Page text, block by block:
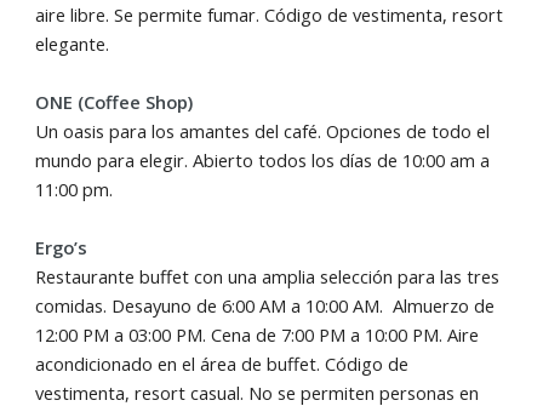
aire libre. Se permite fumar. Código de vestimenta, resort
elegante.
ONE (Coffee Shop)
Un oasis para los amantes del café. Opciones de todo el
mundo para elegir. Abierto todos los días de 10:00 am a
11:00 pm.
Ergo’s
Restaurante buffet con una amplia selección para las tres
comidas. Desayuno de 6:00 AM a 10:00 AM. Almuerzo de
12:00 PM a 03:00 PM. Cena de 7:00 PM a 10:00 PM. Aire
acondicionado en el área de buffet. Código de
vestimenta, resort casual. No se permiten personas en